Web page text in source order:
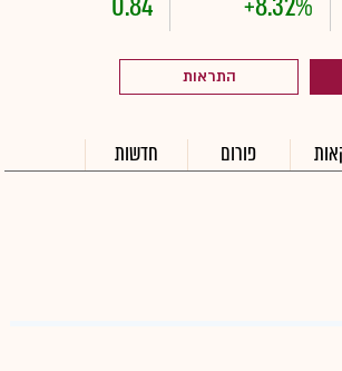
התראות
פורום חדשות